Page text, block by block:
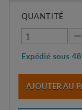
QUANTITÉ
Expédié sous
AJOUTER AU